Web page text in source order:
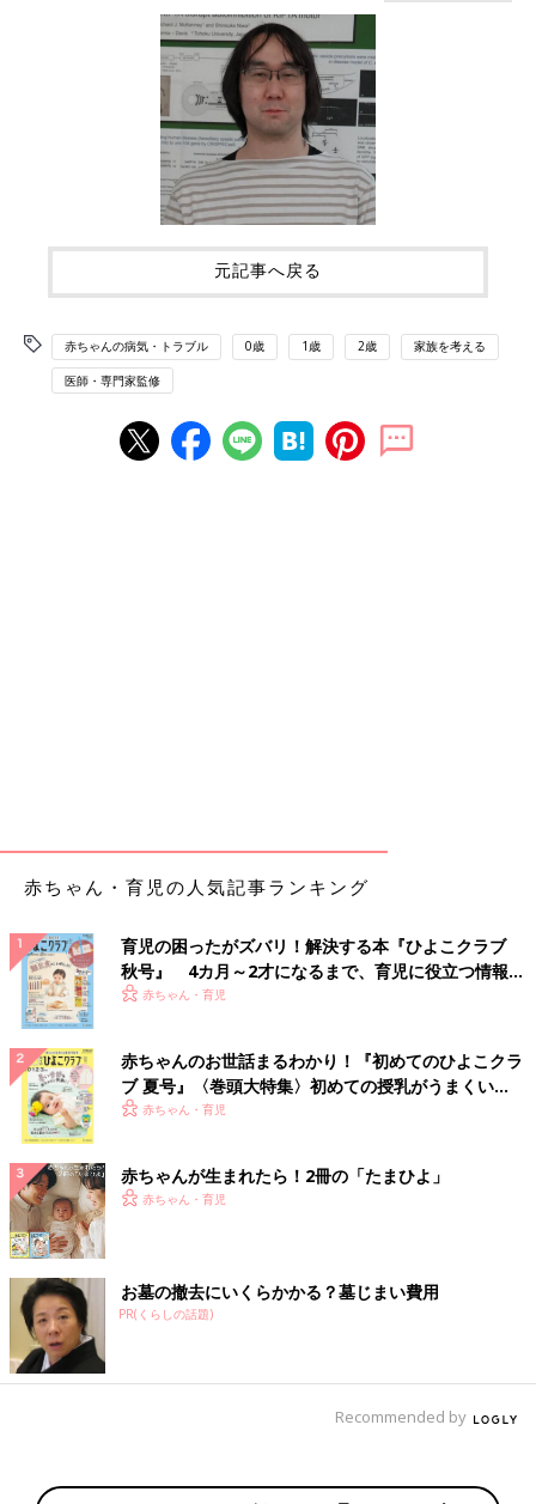
元記事へ戻る
赤ちゃんの病気・トラブル 0歳 1歳 2歳 家族を考える
医師・専門家監修
赤ちゃん・育児の人気記事ランキング
育児の困ったがズバリ！解決する本『ひよこクラブ
秋号』 4カ月～2才になるまで、育児に役立つ情報が
いっぱい！
赤ちゃん・育児
赤ちゃんのお世話まるわかり！『初めてのひよこクラ
ブ 夏号』〈巻頭大特集〉初めての授乳がうまくい
く！ おっぱい・ミルクの基本と夏のトラブル 解決テ
赤ちゃん・育児
赤ちゃんが生まれたら！2冊の「たまひよ」
赤ちゃん・育児
お墓の撤去にいくらかかる？墓じまい費用
PR(くらしの話題)
Recommended by